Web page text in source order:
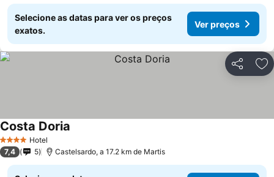
Selecione as datas para ver os preços
exatos.
Ver preços
Partilhar
4 EstrelasHotel
Costa Doria
7,4 5 Castelsardo, a 17.2 km de Martis